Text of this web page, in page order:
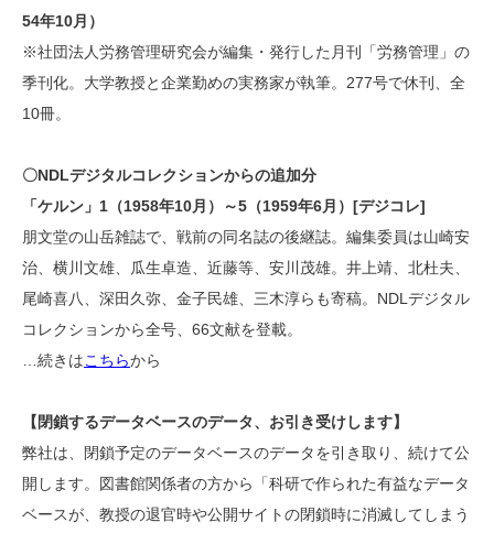
54年10月）
※社団法人労務管理研究会が編集・発行した月刊「労務管理」の
季刊化。大学教授と企業勤めの実務家が執筆。277号で休刊、全
10冊。
〇NDLデジタルコレクションからの追加分
「ケルン」1（1958年10月）～5（1959年6月）[デジコレ]
朋文堂の山岳雑誌で、戦前の同名誌の後継誌。編集委員は山崎安
治、横川文雄、瓜生卓造、近藤等、安川茂雄。井上靖、北杜夫、
尾崎喜八、深田久弥、金子民雄、三木淳らも寄稿。NDLデジタル
コレクションから全号、66文献を登載。
…続きはこちらから
【閉鎖するデータベースのデータ、お引き受けします】
弊社は、閉鎖予定のデータベースのデータを引き取り、続けて公
開します。図書館関係者の方から「科研で作られた有益なデータ
ベースが、教授の退官時や公開サイトの閉鎖時に消滅してしまう